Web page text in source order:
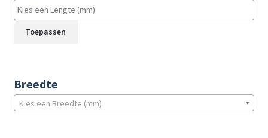
Toepassen
Breedte
Kies een Breedte (mm)